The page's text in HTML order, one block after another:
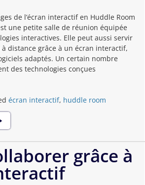
de l’écran interactif en Huddle Room
une petite salle de réunion équipée
interactives. Elle peut aussi servir
distance grâce à un écran interactif,
adaptés. Un certain nombre
des technologies conçues
écran interactif, huddle room
grâce à